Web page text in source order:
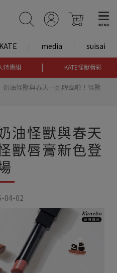
KATE media suisai
特惠組 | KATE怪獸唇彩
奶油怪獸與春天一起降臨啦！怪獸
油怪獸與春天
獸唇膏新色登
04-02